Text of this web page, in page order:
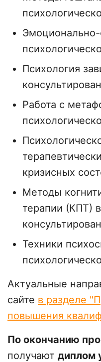
Психология
Работа с
кризисных
Методы
терапии (КПТ)
Техники
Актуальные
сайте в разделе
повышения
По окончанию
получают диплом